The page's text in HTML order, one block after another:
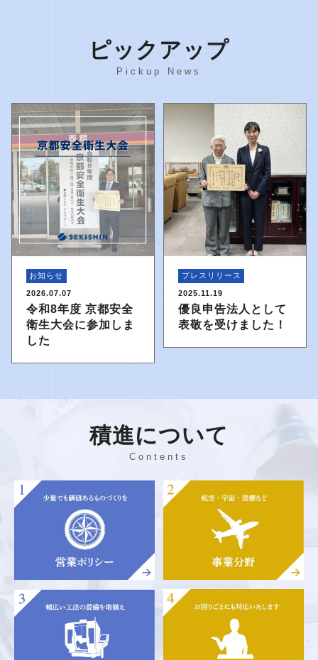
ピックアップ
Pickup News
お知らせ
2026.07.07
令和8年度 京都安全
衛生大会に参加しま
した
プレスリリース
2025.11.19
優良申告法人として
表敬を受けました！
積進について
Contents